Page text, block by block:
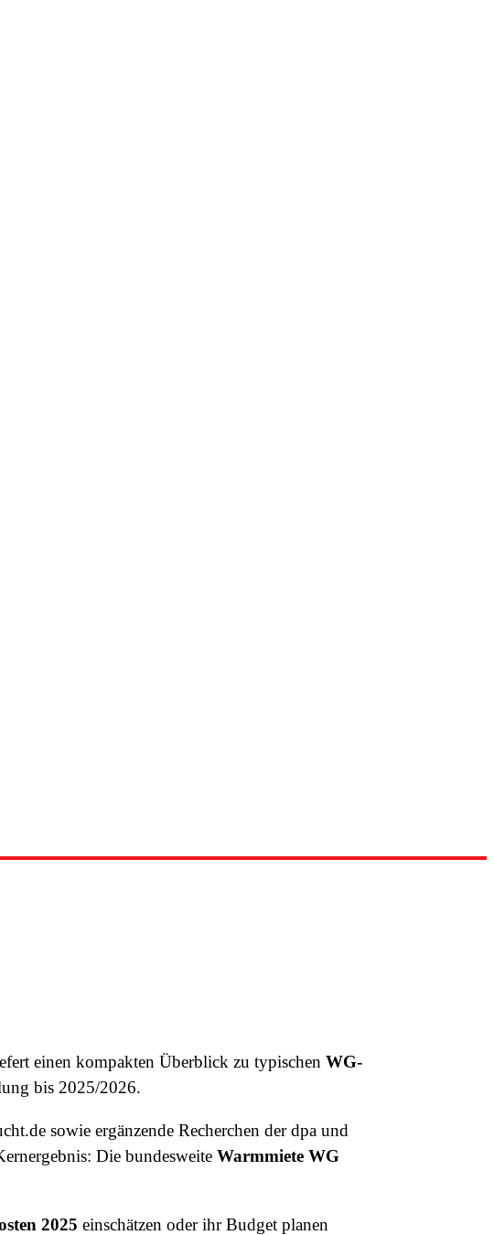
einen kompakten Überblick zu typischen WG-
bis 2025/2026.
sowie ergänzende Recherchen der dpa und
Die bundesweite Warmmiete WG
2025 einschätzen oder ihr Budget planen